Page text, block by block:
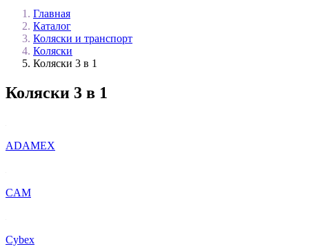
Главная
Каталог
Коляски и транспорт
Коляски
Коляски 3 в 1
Коляски 3 в 1
ADAMEX
CAM
Cybex